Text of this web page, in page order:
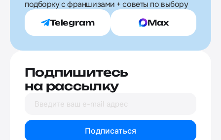
подборку с франшизами + советы по выбору
Telegram Max
Подпишитесь
на рассылку
Подписаться